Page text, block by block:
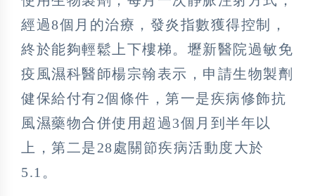
經過8個月的治療，發炎指數獲得控制，
終於能夠輕鬆上下樓梯。壢新醫院過敏免
疫風濕科醫師楊宗翰表示，申請生物製劑
健保給付有2個條件，第一是疾病修飾抗
風濕藥物合併使用超過3個月到半年以
上，第二是28處關節疾病活動度大於
5.1。